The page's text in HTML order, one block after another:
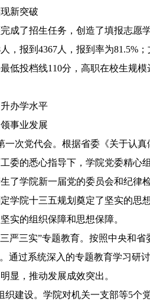
新突破
了招生任务，创造了填报志愿
，报到4367人，报到率为
低投档线110分，高职在校生规
办学水平
事业发展
党代会。根据省委《关于认真
委的悉心指导下，学院党委精心
了学院新一届党的委员会和纪
学院十三五规划奠定了坚实的
实的组织保障和思想保障。
三实”专题教育。按照中央和省
通过系统深入的专题教育学习
显，推动发展成效突出。
设。学院对机关一支部等5个